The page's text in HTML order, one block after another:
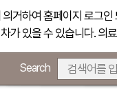
거하여 홈페이지 로그인
가 있을 수 있습니다. 의
Search